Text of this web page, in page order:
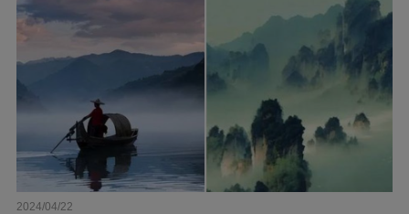
2024/04/22